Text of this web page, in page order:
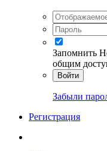
Запомнить
общим
Войти
Забыли
Регистрация